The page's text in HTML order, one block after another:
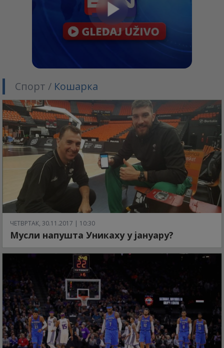
Спорт / Кошарка
ЧЕТВРТАК, 30.11.2017 | 10:30
Мусли напушта Уникаху у јануару?